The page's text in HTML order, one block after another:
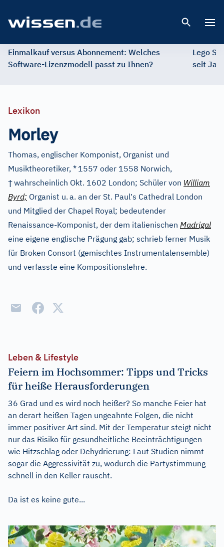
Einmalkauf versus Abonnement: Welches
Software-Lizenzmodell passt zu Ihnen?
Lego
seit
Lexikon
Morley
Thomas, englischer Komponist, Organist und
Musiktheoretiker, * 1557 oder 1558 Norwich,
†wahrscheinlich Okt. 1602 London; Schüler von William
Byrd; Organist u. a. an der St. Paul’s Cathedral London
und Mitglied der Chapel Royal; bedeutender
Renaissance-Komponist, der dem italienischen Madrigal
eine eigene englische Prägung gab; schrieb ferner Musik
für Broken Consort (gemischtes Instrumentalensemble)
und verfasste eine Kompositionslehre.
Leben & Lifestyle
Feiern im Hochsommer: Tipps und Tricks
für heiße Herausforderungen
36 Grad und es wird noch heißer? So manche Feier hat
an derart heißen Tagen ungeahnte Folgen, die nicht
immer positiver Art sind. Mit der Temperatur steigt nicht
nur das Risiko für gesundheitliche Beeinträchtigungen
wie Hitzschlag oder Dehydrierung: Laut Studien nimmt
sogar die Aggressivität zu, wodurch die Partystimmung
schnell in den Keller rauscht.
Da ist es keine gute...